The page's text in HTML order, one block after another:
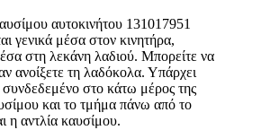
αυτοκινήτου 131017951
γενικά μέσα στον κινητήρα,
στη λεκάνη λαδιού. Μπορείτε να
ανοίξετε τη λαδόκολα. Υπάρχει
συνδεδεμένο στο κάτω μέρος της
και το τμήμα πάνω από το
η αντλία καυσίμου.